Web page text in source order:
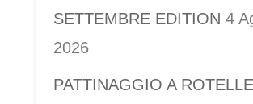
SETTEMBRE EDITION 4
2026
PATTINAGGIO A